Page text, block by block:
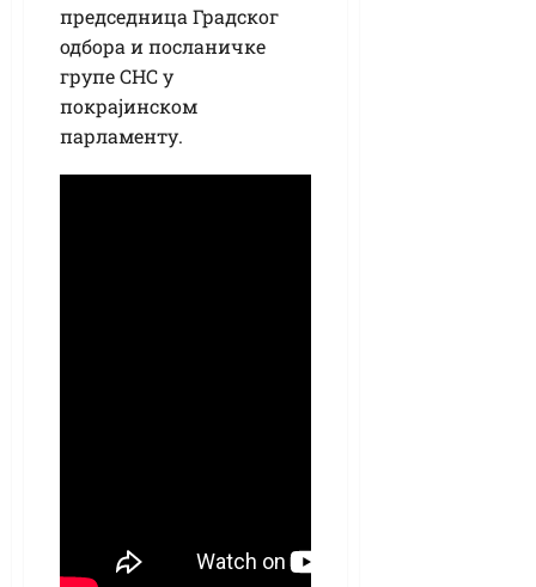
председница Градског
одбора и посланичке
групе СНС у
покрајинском
парламенту.